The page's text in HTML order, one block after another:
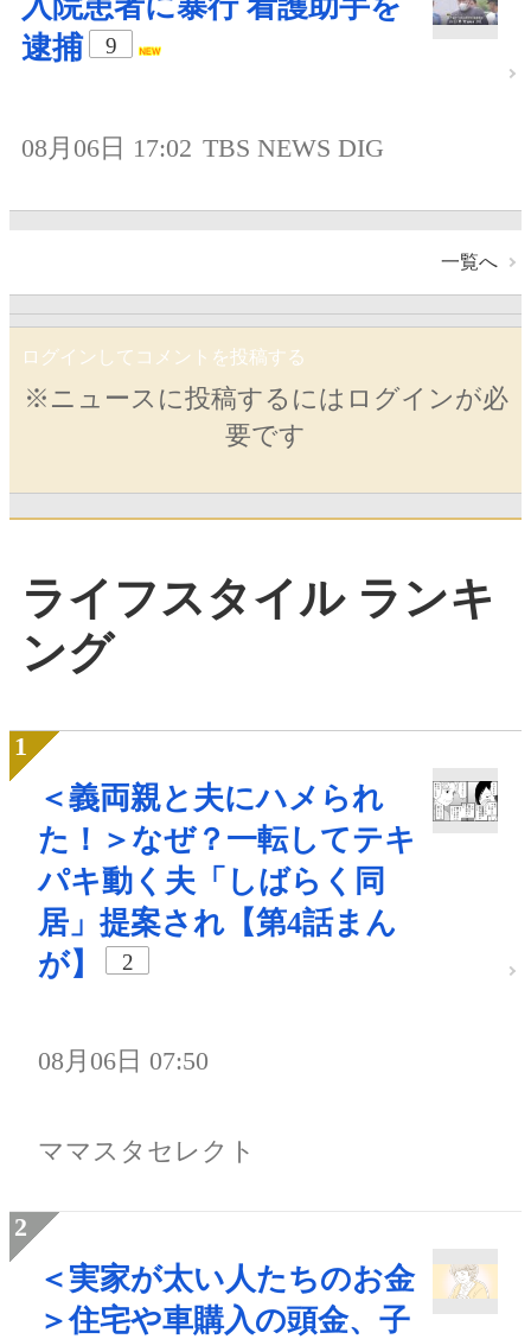
逮捕
9
08月06日 17:02 TBS NEWS DIG
一覧へ
ログインしてコメントを投稿する
※ニュースに投稿するにはログインが必
要です
ライフスタイル ランキ
ング
＜義両親と夫にハメられ
た！＞なぜ？一転してテキ
パキ動く夫「しばらく同
居」提案され【第4話まん
が】
2
08月06日 07:50
ママスタセレクト
＜実家が太い人たちのお金
＞住宅や車購入の頭金、子